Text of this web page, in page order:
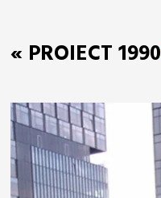
« PROIECT 1990